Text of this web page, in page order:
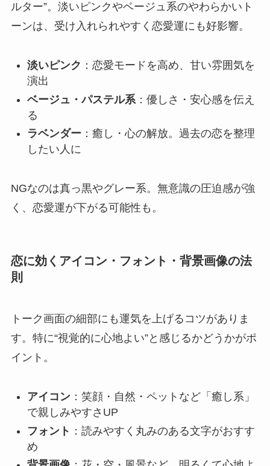
ルター”。淡いピンクやベージュ系のやわらかいト
ーンは、受け入れられやすく恋愛運にも好影響。
淡いピンク ：恋愛モードを高め、甘い雰囲気を
演出
ベージュ・パステル系：優しさ・安心感を伝え
る
ラベンダー ：癒し・心の解放。過去の恋を整理
したい人に
NGなのは真っ黒やグレー系。無意識の圧迫感が強
く、恋愛運が下がる可能性も。
恋に効くアイコン・フォント・背景画像の法
則
トーク画面の細部にも運気を上げるコツがありま
す。特に“視覚的に心地よい”と感じるかどうかがポ
イント。
アイコン：笑顔・自然・ペットなど「癒し系」
で親しみやすさUP
フォント ：読みやすく丸みのある文字がおすす
め